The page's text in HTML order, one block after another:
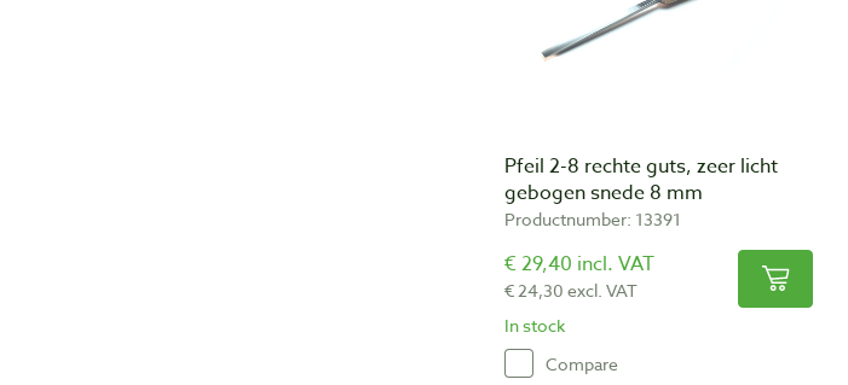
Pfeil 2-8 rechte guts, zeer licht
gebogen snede 8 mm
Productnumber: 13391
€ 29,40 incl. VAT
€ 24,30 excl. VAT
In stock
Compare